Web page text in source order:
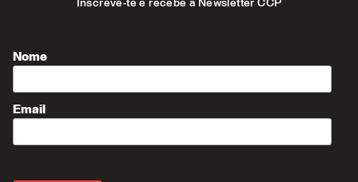
Inscreve-te e recebe a Newsletter CCP
Nome
Email